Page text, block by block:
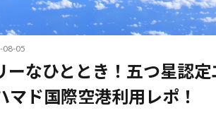
08-05
ーなひととき！五つ星認
マド国際空港利用レポ！